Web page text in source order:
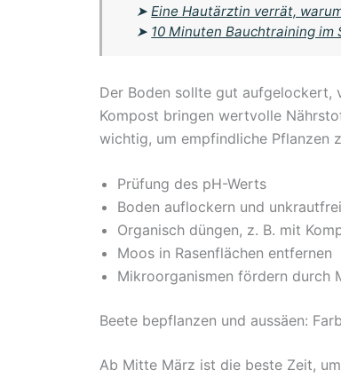
➤Eine Hautärztin verrät,
➤ 10 Minuten Bauchtraining
Der Boden sollte gut aufgelockert,
Kompost bringen wertvolle
wichtig, um empfindliche Pflanzen
Prüfung des pH-Werts
Boden auflockern und
Organisch düngen, z. B. mit
Moos in Rasenflächen entfernen
Mikroorganismen fördern durch
Beete bepflanzen und aussäen:
Ab Mitte März ist die beste Zeit,